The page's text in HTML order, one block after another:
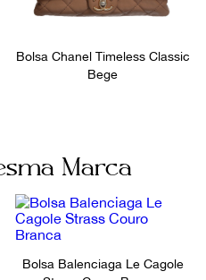
Bolsa Chanel Timeless Classic
Bege
Marca
Bolsa Balenciaga Le Cagole